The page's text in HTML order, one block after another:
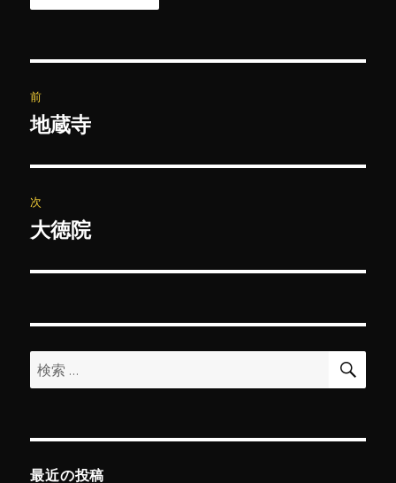
稿
ビ
ゲ
ー
ン
前
前
投
稿:
地蔵寺
次
次
投
大徳院
検
索:
検
最近の投稿